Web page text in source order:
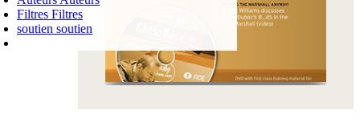
Filtres Filtres
soutien soutien
Login
0ARTICLE